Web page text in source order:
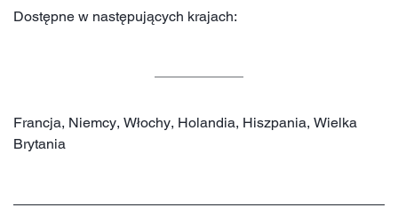
Dostępne w następujących krajach:
Francja, Niemcy, Włochy, Holandia, Hiszpania, Wielka
Brytania